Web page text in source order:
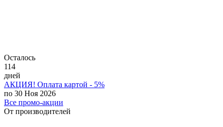
Осталось
114
дней
АКЦИЯ! Оплата картой - 5%
по 30 Ноя 2026
Все промо-акции
От производителей